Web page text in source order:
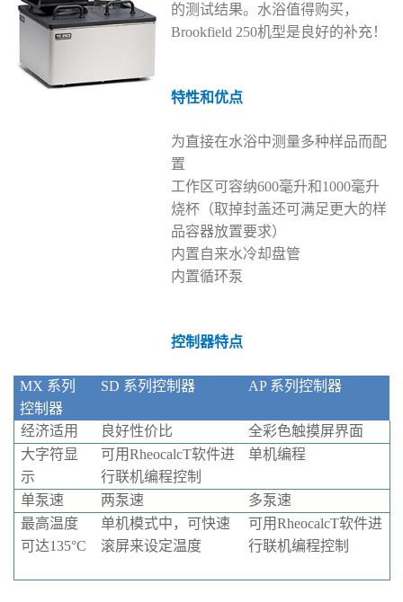
的测试结果。水浴值得购买，
Brookfield 250机型是良好的补充！
特性和优点
为直接在水浴中测量多种样品而配
置
工作区可容纳600毫升和1000毫升
烧杯（取掉封盖还可满足更大的样
品容器放置要求）
内置自来水冷却盘管
内置循环泵
控制器特点
MX 系列
控制器
SD 系列控制器 AP 系列控制器
经济适用 良好性价比
全彩色触摸屏界面
大字符显
示
可用RheocalcT软件进
行联机编程控制
单机编程
单泵速 两泵速
多泵速
最高温度
可达135°C
单机模式中，可快速
滚屏来设定温度
可用RheocalcT软件进
行联机编程控制